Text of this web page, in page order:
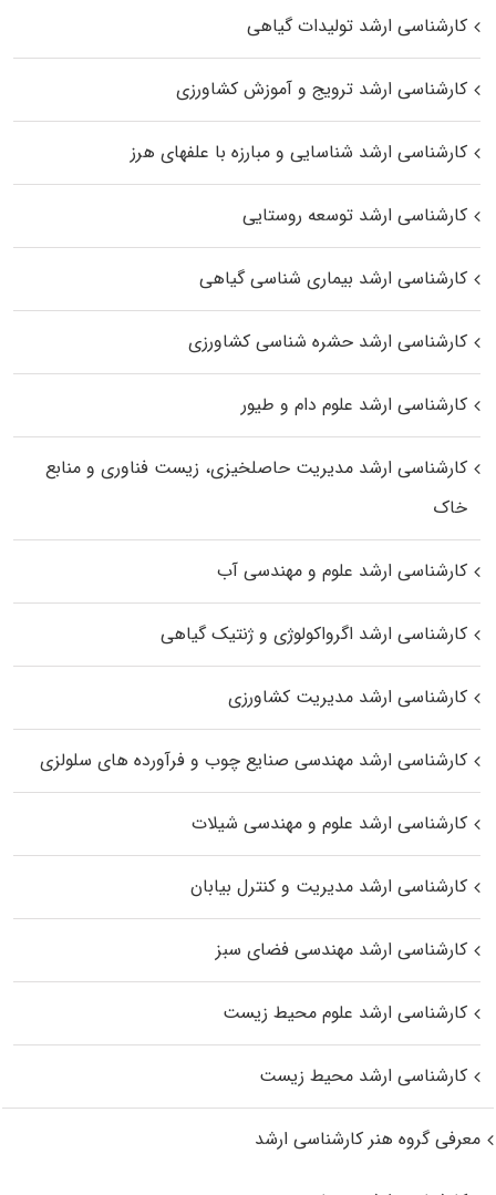
کارشناسی ارشد تولیدات گیاهی
کارشناسی ارشد ترویج و آموزش کشاورزی
کارشناسی ارشد شناسایی و مبارزه با علفهای هرز
کارشناسی ارشد توسعه روستایی
کارشناسی ارشد بیماری‌ شناسی گیاهی
کارشناسی ارشد حشره‌ شناسی کشاورزی
کارشناسی ارشد علوم دام و طیور
کارشناسی ارشد مدیریت حاصلخیزی، زیست فناوری و منابع
خاک
کارشناسی ارشد علوم و مهندسی آب
کارشناسی ارشد اگرواکولوژی و ژنتیک گیاهی
کارشناسی ارشد مدیریت کشاورزی
کارشناسی ارشد مهندسی صنایع چوب و فرآورده‌ های سلولزی
کارشناسی ارشد علوم و مهندسی شیلات
کارشناسی ارشد مدیریت و کنترل بیابان
کارشناسی ارشد مهندسی فضای سبز
کارشناسی ارشد علوم محیط‌ زیست
کارشناسی ارشد محیط زیست
معرفی گروه هنر کارشناسی ارشد